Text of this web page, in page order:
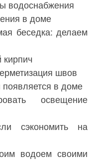
водоснабжения
в доме
беседка: делаем
кирпич
швов
появляется в доме
освещение
сэкономить на
водоем своими